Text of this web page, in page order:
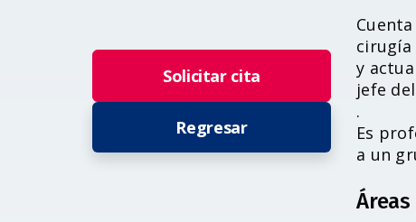
Solicitar cita
Regresar
cirugía
y
jefe
.
Es
a un